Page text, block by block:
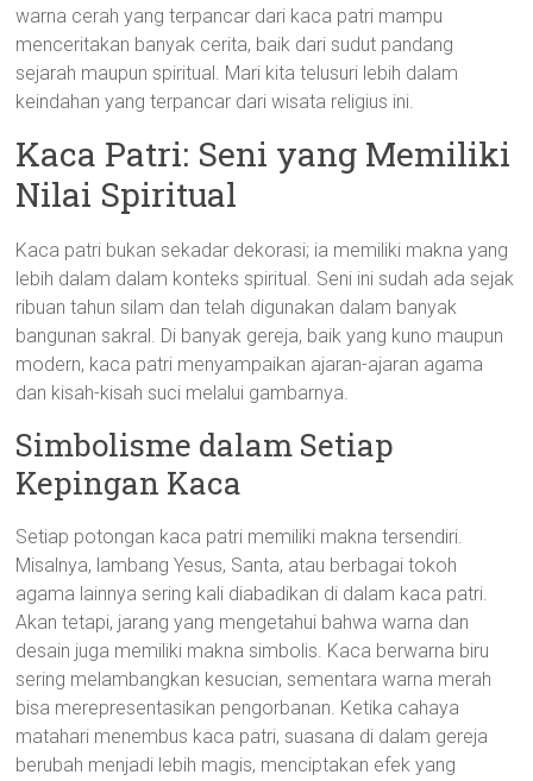
warna cerah yang terpancar dari kaca patri mampu
menceritakan banyak cerita, baik dari sudut pandang
sejarah maupun spiritual. Mari kita telusuri lebih dalam
keindahan yang terpancar dari wisata religius ini.
Kaca Patri: Seni yang Memiliki
Nilai Spiritual
Kaca patri bukan sekadar dekorasi; ia memiliki makna yang
lebih dalam dalam konteks spiritual. Seni ini sudah ada sejak
ribuan tahun silam dan telah digunakan dalam banyak
bangunan sakral. Di banyak gereja, baik yang kuno maupun
modern, kaca patri menyampaikan ajaran-ajaran agama
dan kisah-kisah suci melalui gambarnya.
Simbolisme dalam Setiap
Kepingan Kaca
Setiap potongan kaca patri memiliki makna tersendiri.
Misalnya, lambang Yesus, Santa, atau berbagai tokoh
agama lainnya sering kali diabadikan di dalam kaca patri.
Akan tetapi, jarang yang mengetahui bahwa warna dan
desain juga memiliki makna simbolis. Kaca berwarna biru
sering melambangkan kesucian, sementara warna merah
bisa merepresentasikan pengorbanan. Ketika cahaya
matahari menembus kaca patri, suasana di dalam gereja
berubah menjadi lebih magis, menciptakan efek yang